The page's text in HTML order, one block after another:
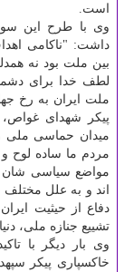
است.
وی با طرح این
داشت: "ناكامی
بین ملت بود نه
لطف خدا برای
ملت ایران به رخ
پیكر شهدای
میدان حماسی ملی
مردم ما ساده لوح
مواضع سیاسی شان
اند و به علل
دفاع از حیثیت
تشییع جنازه ملی،
وی بار دیگر با
خاكسپاری پیكر